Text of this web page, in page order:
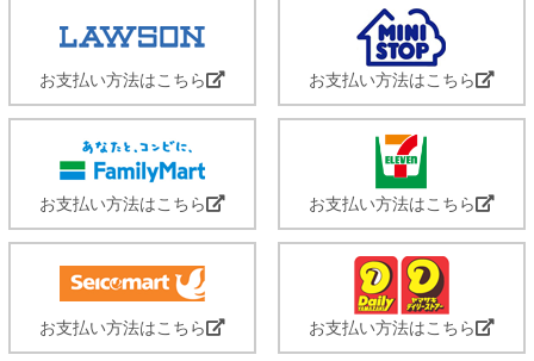
お支払い方法はこちら お支払い方法はこちら
お支払い方法はこちら お支払い方法はこちら
お支払い方法はこちら お支払い方法はこちら